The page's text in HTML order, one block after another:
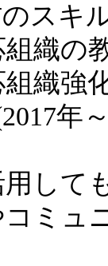
スキ
織の
組織
年
して
ミュ